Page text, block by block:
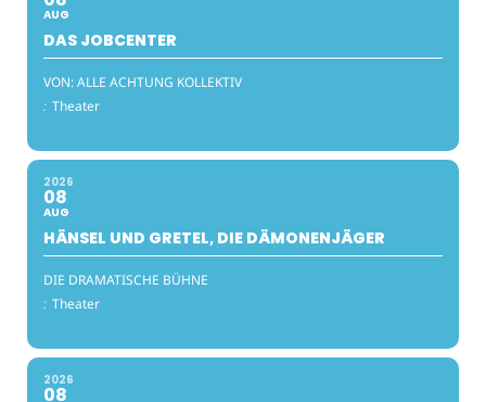
AUG
DAS JOBCENTER
VON: ALLE ACHTUNG KOLLEKTIV
: Theater
2026
08
AUG
HÄNSEL UND GRETEL, DIE DÄMONENJÄGER
DIE DRAMATISCHE BÜHNE
: Theater
2026
08